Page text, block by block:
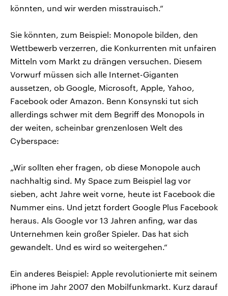
könnten, und wir werden misstrauisch.“
Sie könnten, zum Beispiel: Monopole bilden, den
Wettbewerb verzerren, die Konkurrenten mit unfairen
Mitteln vom Markt zu drängen versuchen. Diesem
Vorwurf müssen sich alle Internet-Giganten
aussetzen, ob Google, Microsoft, Apple, Yahoo,
Facebook oder Amazon. Benn Konsynski tut sich
allerdings schwer mit dem Begriff des Monopols in
der weiten, scheinbar grenzenlosen Welt des
Cyberspace:
„Wir sollten eher fragen, ob diese Monopole auch
nachhaltig sind. My Space zum Beispiel lag vor
sieben, acht Jahre weit vorne, heute ist Facebook die
Nummer eins. Und jetzt fordert Google Plus Facebook
heraus. Als Google vor 13 Jahren anfing, war das
Unternehmen kein großer Spieler. Das hat sich
gewandelt. Und es wird so weitergehen.“
Ein anderes Beispiel: Apple revolutionierte mit seinem
iPhone im Jahr 2007 den Mobilfunkmarkt. Kurz darauf